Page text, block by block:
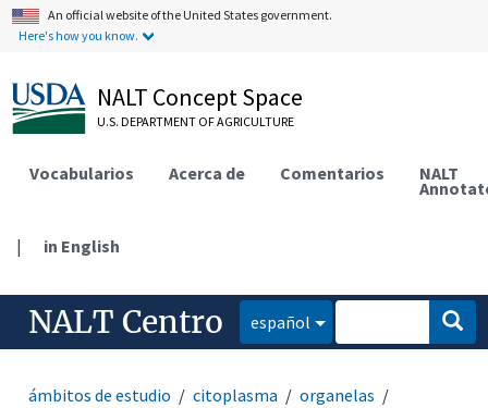
An official website of the United States government.
Here's how you know.
NALT Concept Space
U.S. DEPARTMENT OF AGRICULTURE
Vocabularios Acerca de Comentarios NALT
| in English
NALT Centro español
ámbitos de estudio citoplasma
organelas